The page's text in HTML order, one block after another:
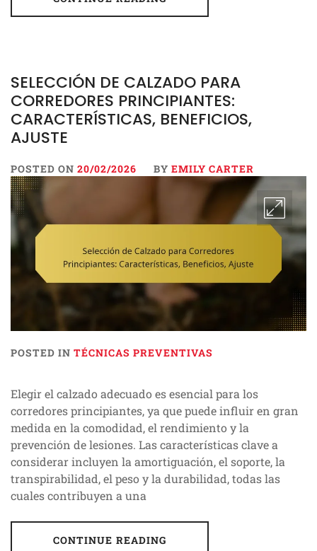
SELECCIÓN DE CALZADO PARA
CORREDORES PRINCIPIANTES:
CARACTERÍSTICAS, BENEFICIOS,
AJUSTE
POSTED ON 20/02/2026 BY EMILY CARTER
POSTED IN TÉCNICAS PREVENTIVAS
Elegir el calzado adecuado es esencial para los
corredores principiantes, ya que puede influir en gran
medida en la comodidad, el rendimiento y la
prevención de lesiones. Las características clave a
considerar incluyen la amortiguación, el soporte, la
transpirabilidad, el peso y la durabilidad, todas las
cuales contribuyen a una
CONTINUE READING